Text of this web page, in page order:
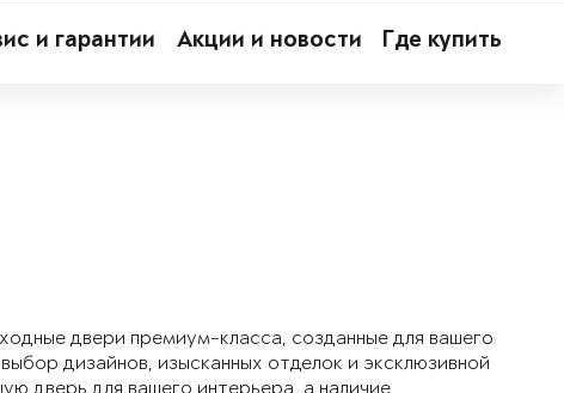
и гарантии Акции и новости Где купить
двери премиум-класса, созданные для вашего
дизайнов, изысканных отделок и эксклюзивной
дверь для вашего интерьера, а наличие